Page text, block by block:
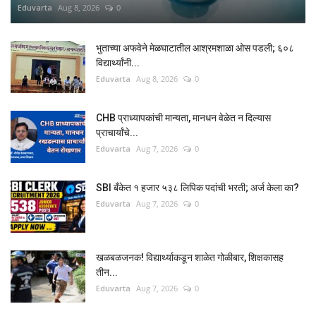
Eduvarta Aug 8, 2026 0
भुताच्या अफवेने मेळघाटातील आश्रमशाळा ओस पडली; ६०८
विद्यार्थ्यांनी...
Eduvarta Aug 8, 2026 0
CHB प्राध्यापकांची मान्यता, मानधन वेळेत न दिल्यास
प्राचार्यांचे...
Eduvarta Aug 7, 2026 0
SBI बँकेत १ हजार ५३८ लिपिक पदांची भरती; अर्ज केला का?
Eduvarta Aug 7, 2026 0
खळबळजनक! विद्यार्थ्याकडून शाळेत गोळीबार, शिक्षकासह
तीन...
Eduvarta Aug 7, 2026 0